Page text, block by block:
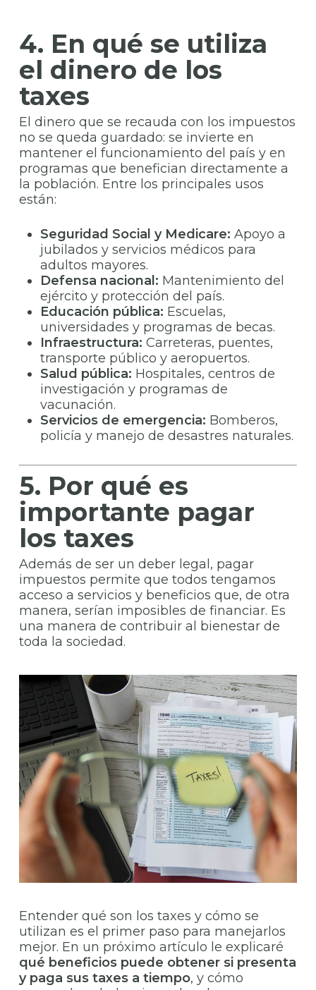
4. En qué se utiliza
el dinero de los
taxes
El dinero que se recauda con los impuestos
no se queda guardado: se invierte en
mantener el funcionamiento del país y en
programas que benefician directamente a
la población. Entre los principales usos
están:
Seguridad Social y Medicare: Apoyo a
jubilados y servicios médicos para
adultos mayores.
Defensa nacional: Mantenimiento del
ejército y protección del país.
Educación pública: Escuelas,
universidades y programas de becas.
Infraestructura: Carreteras, puentes,
transporte público y aeropuertos.
Salud pública: Hospitales, centros de
investigación y programas de
vacunación.
Servicios de emergencia: Bomberos,
policía y manejo de desastres naturales.
5. Por qué es
importante pagar
los taxes
Además de ser un deber legal, pagar
impuestos permite que todos tengamos
acceso a servicios y beneficios que, de otra
manera, serían imposibles de financiar. Es
una manera de contribuir al bienestar de
toda la sociedad.
Entender qué son los taxes y cómo se
utilizan es el primer paso para manejarlos
mejor. En un próximo artículo le explicaré
qué beneficios puede obtener si presenta
y paga sus taxes a tiempo, y cómo